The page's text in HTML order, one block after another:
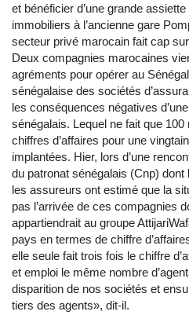
et bénéficier d’une grande
immobiliers à l’ancienne gare
secteur privé marocain fait cap
Deux compagnies marocaines
agréments pour opérer au
sénégalaise des sociétés
les conséquences négatives
sénégalais. Lequel ne fait que
chiffres d’affaires pour une
implantées. Hier, lors d’une
du patronat sénégalais (Cnp)
les assureurs ont estimé que la
pas l’arrivée de ces compagnies
appartiendrait au groupe
pays en termes de chiffre
elle seule fait trois fois le chiffre
et emploi le même nombre
disparition de nos sociétés et
tiers des agents», dit-il.